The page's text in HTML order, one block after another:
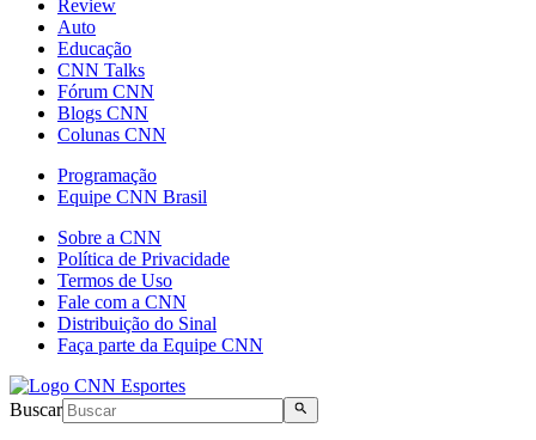
Review
Auto
Educação
CNN Talks
Fórum CNN
Blogs CNN
Colunas CNN
Programação
Equipe CNN Brasil
Sobre a CNN
Política de Privacidade
Termos de Uso
Fale com a CNN
Distribuição do Sinal
Faça parte da Equipe CNN
Buscar